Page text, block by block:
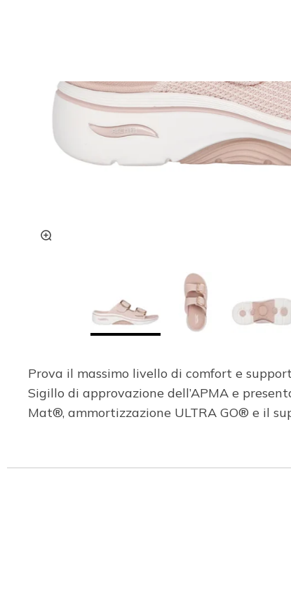
Prova il massimo livello di comfort e
Sigillo di approvazione dell’APMA e
Mat®, ammortizzazione ULTRA GO® e il